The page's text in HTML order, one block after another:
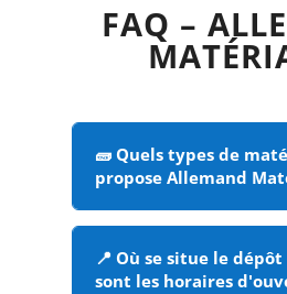
FAQ –
🧱 Quels types de
propose Allemand
📍 Où se situe le
sont les horaires